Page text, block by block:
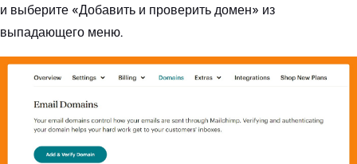
и выберите «Добавить и проверить домен» из
выпадающего меню.